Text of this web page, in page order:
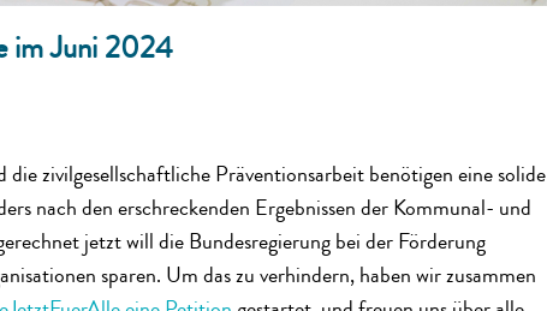
im Juni 2024
zivilgesellschaftliche Präventionsarbeit benötigen eine solide
nach den erschreckenden Ergebnissen der Kommunal- und
jetzt will die Bundesregierung bei der Förderung
sparen. Um das zu verhindern, haben wir zusammen